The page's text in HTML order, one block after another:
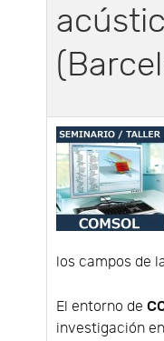
los campos de
El entorno de
investigación